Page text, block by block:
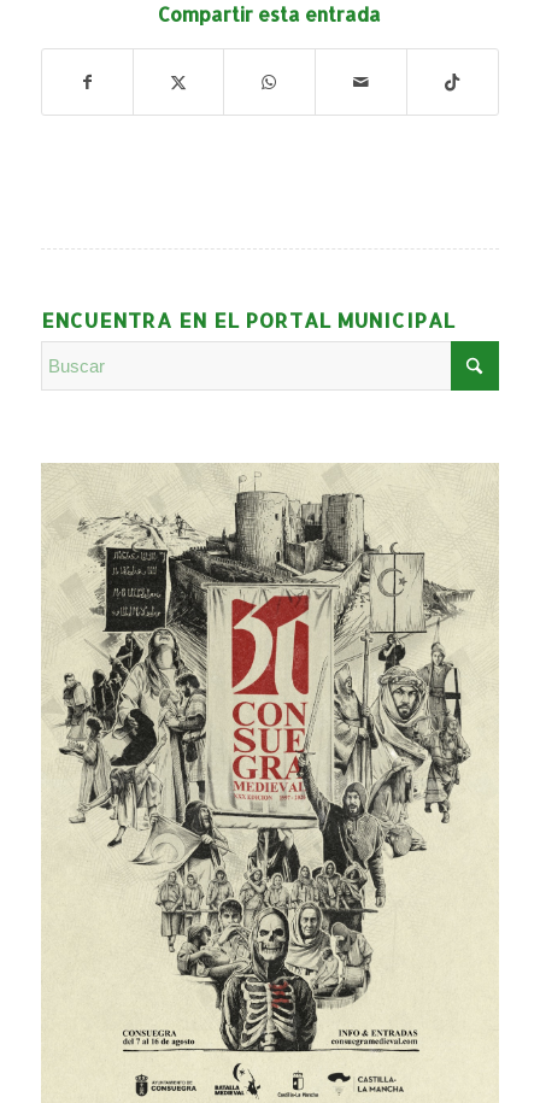
Compartir esta entrada
ENCUENTRA EN EL PORTAL MUNICIPAL